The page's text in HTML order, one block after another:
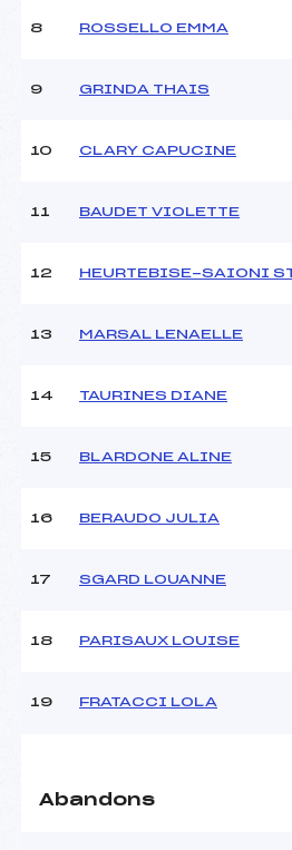
Ouvreurs D :
Météo :
Nombre de portes :
Traceur :
Ouvreurs C :
Ouvreurs E :
Pénalité appliquée :
8 ROSSELLO EMMA
9 GRINDA THAIS
10 CLARY CAPUCINE
11 BAUDET VIOLETTE
12 HEURTEBISE-SAIONI
13 MARSAL LENAELLE
14 TAURINES DIANE
15 BLARDONE ALINE
16 BERAUDO JULIA
17 SGARD LOUANNE
18 PARISAUX LOUISE
19 FRATACCI LOLA
Abandons